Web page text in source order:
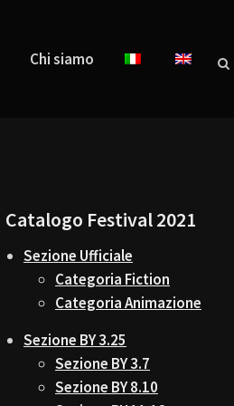
Chi siamo
Catalogo Festival 2021
Sezione Ufficiale
Categoria Fiction
Categoria Animazione
Sezione BY 3.25
Sezione BY 3.7
Sezione BY 8.10